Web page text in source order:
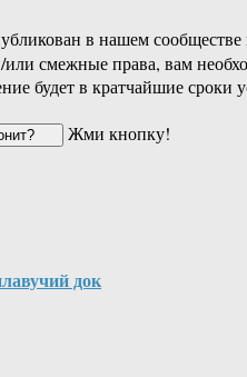
в нашем сообществе
смежные права, вам
будет в кратчайшие сроки
Жми кнопку!
док